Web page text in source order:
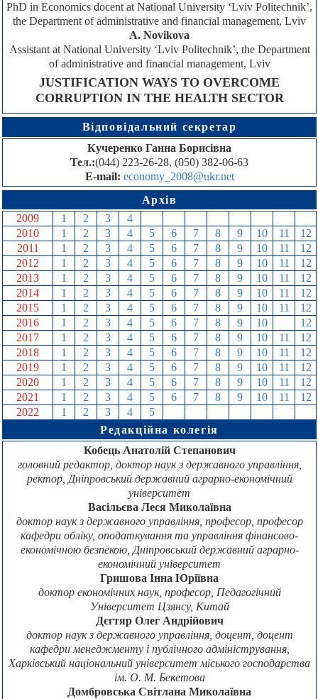
PhD in Economics docent at National University ‘Lviv Politechnik’,
the Department of administrative and financial management, Lviv
A. Novikova
Assistant at National University ‘Lviv Politechnik’, the Department
of administrative and financial management, Lviv
JUSTIFICATION WAYS TO OVERCOME
CORRUPTION IN THE HEALTH SECTOR
Відповідальний секретар
Кучеренко Ганна Борисівна
Тел.:(044) 223-26-28, (050) 382-06-63
E-mail: economy_2008@ukr.net
Архів
2009
1 2 3 4
2010
1 2 3 4 5 6 7 8 9 10 11
12
2011
1 2 3 4 5 6 7 8 9 10 11
12
2012
1 2 3 4 5 6 7 8 9 10 11
12
2013
1 2 3 4 5 6 7 8 9 10 11
12
2014
1 2 3 4 5 6 7 8 9 10 11
12
2015
1 2 3 4 5 6 7 8 9 10 11
12
2016
1 2 3 4 5 6 7 8 9 10
12
2017
1 2 3 4 5 6 7 8 9 10 11
12
2018
1 2 3 4 5 6 7 8 9 10 11
12
2019
1 2 3 4 5 6 7 8 9 10 11
12
2020
1 2 3 4 5 6 7 8 9 10 11
12
2021
1 2 3 4 5 6 7 8 9 10 11
12
2022
1 2 3 4 5
Редакційна колегія
Кобець Анатолій Степанович
головний редактор, доктор наук з державного управління,
ректор, Дніпровський державний аграрно-економічний
університет
Васільєва Леся Миколаївна
доктор наук з державного управління, професор, професор
кафедри обліку, оподаткування та управління фінансово-
економічною безпекою, Дніпровський державний аграрно-
економічний університет
Гришова Інна Юріївна
доктор економічних наук, професор, Педагогічний
Університет Цзянсу, Китай
Дєгтяр Олег Андрійович
доктор наук з державного управління, доцент, доцент
кафедри менеджменту і публічного адміністрування,
Харківський національний університет міського господарства
ім. О. М. Бекетова
Домбровська Світлана Миколаївна